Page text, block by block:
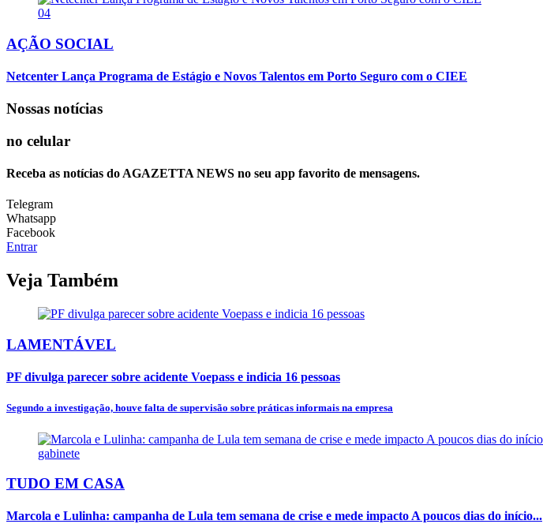
04
AÇÃO SOCIAL
Netcenter Lança Programa de Estágio e Novos Talentos em Porto Seguro com o CIEE
Nossas notícias
no celular
Receba as notícias do AGAZETTA NEWS no seu app favorito de mensagens.
Telegram
Whatsapp
Facebook
Entrar
Veja Também
LAMENTÁVEL
PF divulga parecer sobre acidente Voepass e indicia 16 pessoas
Segundo a investigação, houve falta de supervisão sobre práticas informais na empresa
TUDO EM CASA
Marcola e Lulinha: campanha de Lula tem semana de crise e mede impacto A poucos dias do início...